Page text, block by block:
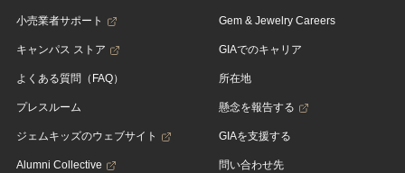
小売業者サポート
キャンパス ストア
よくある質問（FAQ）
プレスルーム
ジェムキッズのウェブサイト
Alumni Collective
Gem & Jewelry Careers
GIAでのキャリア
所在地
懸念を報告する
GIAを支援する
問い合わせ先